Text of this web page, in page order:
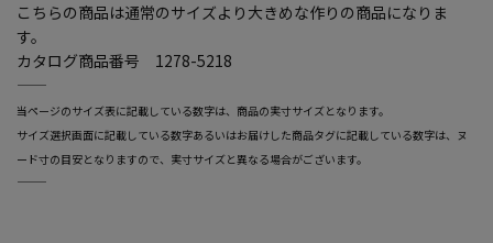
こちらの商品は通常のサイズより大きめな作りの商品になりま
す。
カタログ商品番号 1278-5218
―――――――――――――――――――――――
当ページのサイズ表に記載している数字は、商品の実寸サイズとなります。
サイズ選択画面に記載している数字あるいはお届けした商品タグに記載している数字は、ヌ
ード寸の目安となりますので、実寸サイズと異なる場合がございます。
―――――――――――――――――――――――